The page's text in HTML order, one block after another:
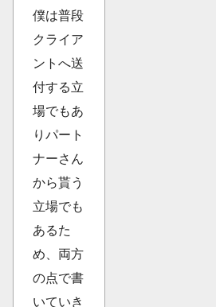
僕は普段
クライア
ントへ送
付する立
場でもあ
りパート
ナーさん
から貰う
立場でも
あるた
め、両方
の点で書
いていき